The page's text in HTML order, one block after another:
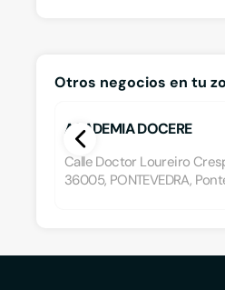
Otros negocios en tu
ACADEMIA DOCERE
Calle Doctor Loureiro
36005, PONTEVEDRA,